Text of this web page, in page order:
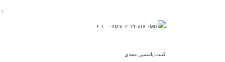
كتبت:ياسمين مجدي